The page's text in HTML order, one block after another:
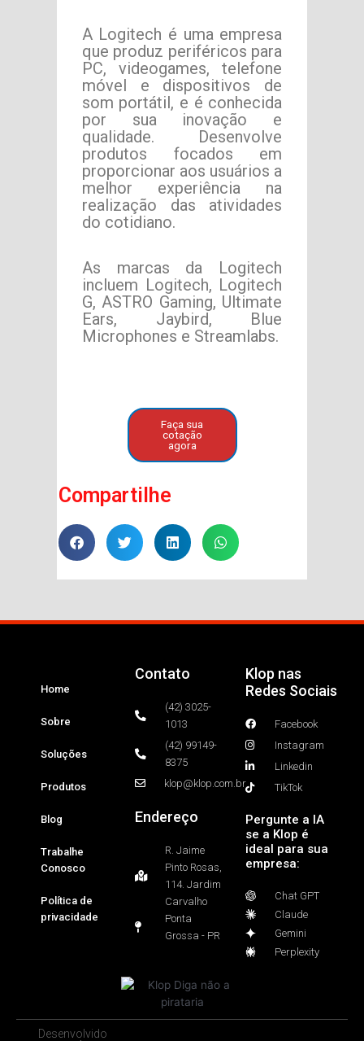
A Logitech é uma empresa
que produz periféricos para
PC, videogames, telefone
móvel e dispositivos de
som portátil, e é conhecida
por sua inovação e
qualidade. Desenvolve
produtos focados em
proporcionar aos usuários a
melhor experiência na
realização das atividades
do cotidiano.
As marcas da Logitech
incluem Logitech, Logitech
G, ASTRO Gaming, Ultimate
Ears, Jaybird, Blue
Microphones e Streamlabs.
Faça sua
cotação
agora
Compartilhe
Home
Sobre
Soluções
Produtos
Blog
Trabalhe
Conosco
Política de
privacidade
Contato
(42) 3025-
1013
(42) 99149-
8375
klop@klop.com.br
Endereço
R. Jaime
Pinto Rosas,
114. Jardim
Carvalho
Ponta
Grossa - PR
Klop nas
Redes Sociais
Facebook
Instagram
Linkedin
TikTok
Pergunte a IA
se a Klop é
ideal para sua
empresa:
Chat GPT
Claude
Gemini
Perplexity
Desenvolvido